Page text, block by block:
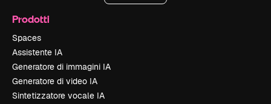
Prodotti
Spaces
Assistente IA
Generatore di immagini IA
Generatore di video IA
Sintetizzatore vocale IA